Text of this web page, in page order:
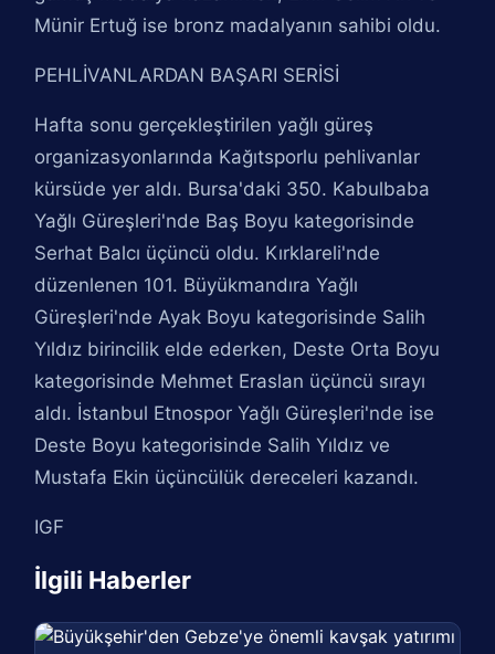
Münir Ertuğ ise bronz madalyanın sahibi oldu.
PEHLİVANLARDAN BAŞARI SERİSİ
Hafta sonu gerçekleştirilen yağlı güreş
organizasyonlarında Kağıtsporlu pehlivanlar
kürsüde yer aldı. Bursa'daki 350. Kabulbaba
Yağlı Güreşleri'nde Baş Boyu kategorisinde
Serhat Balcı üçüncü oldu. Kırklareli'nde
düzenlenen 101. Büyükmandıra Yağlı
Güreşleri'nde Ayak Boyu kategorisinde Salih
Yıldız birincilik elde ederken, Deste Orta Boyu
kategorisinde Mehmet Eraslan üçüncü sırayı
aldı. İstanbul Etnospor Yağlı Güreşleri'nde ise
Deste Boyu kategorisinde Salih Yıldız ve
Mustafa Ekin üçüncülük dereceleri kazandı.
IGF
İlgili Haberler